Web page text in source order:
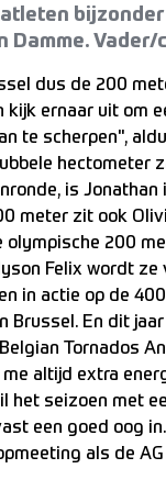
Damme.
dus de 200
kijk ernaar uit om
te scherpen",
hectometer
is Jonathan
meter zit ook
200
Felix wordt
in actie op de
Brussel. En dit
Tornados
altijd extra
het seizoen met
een goed oog
als de